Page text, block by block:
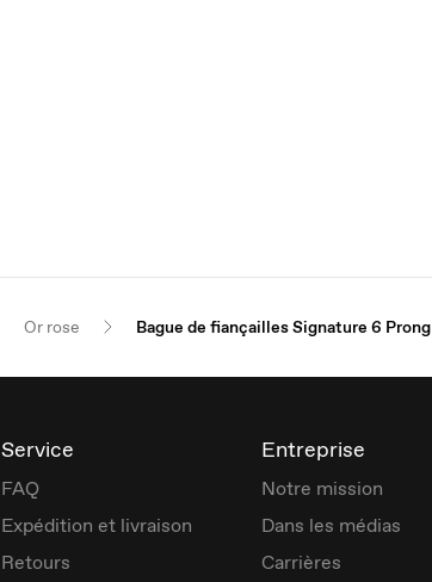
Or rose Bague de fiançailles Signature 6 Prong
Service
FAQ
Expédition et livraison
Retours
Entreprise
Notre mission
Dans les médias
Carrières